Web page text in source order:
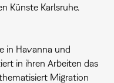
Künste Karlsruhe.
in Havanna und
in ihren Arbeiten das
Migration